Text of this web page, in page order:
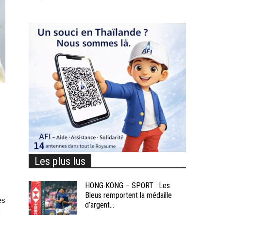
Les plus lus
HONG KONG – SPORT : Les
Bleus remportent la médaille
d’argent...